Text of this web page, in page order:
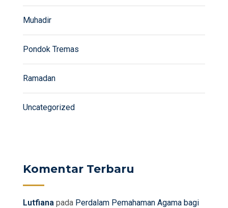
Muhadir
Pondok Tremas
Ramadan
Uncategorized
Komentar Terbaru
Lutfiana pada Perdalam Pemahaman Agama bagi